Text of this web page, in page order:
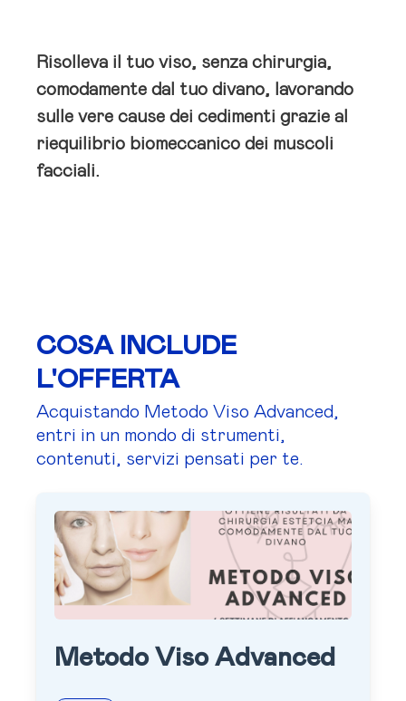
Risolleva il tuo viso, senza chirurgia,
comodamente dal tuo divano, lavorando
sulle vere cause dei cedimenti grazie al
riequilibrio biomeccanico dei muscoli
facciali.
COSA INCLUDE
L'OFFERTA
Acquistando Metodo Viso Advanced,
entri in un mondo di strumenti,
contenuti, servizi pensati per te.
Metodo Viso Advanced